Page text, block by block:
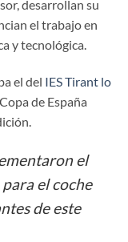
desarrollan su
el trabajo en
y tecnológica.
el del IES Tirant lo
de España
el
el coche
de este